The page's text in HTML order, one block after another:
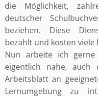
die Möglichkeit,
deutscher
beziehen. Diese
bezahlt und kosten viele
Nun arbeite ich
eigentlich nahe,
Arbeitsblatt an
Lernumgebung zu